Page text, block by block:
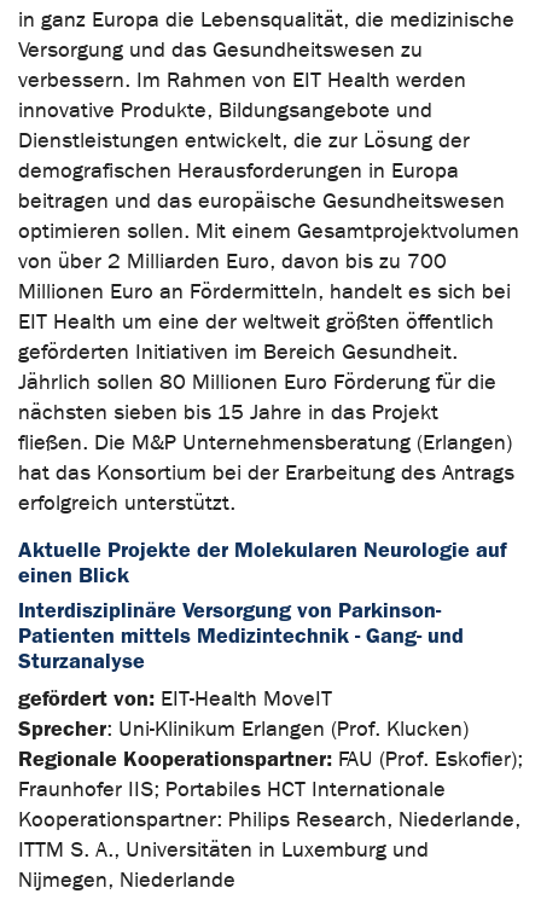
in ganz Europa die Lebensqualität, die medizinische
Versorgung und das Gesundheitswesen zu
verbessern. Im Rahmen von EIT Health werden
innovative Produkte, Bildungsangebote und
Dienstleistungen entwickelt, die zur Lösung der
demografischen Herausforderungen in Europa
beitragen und das europäische Gesundheitswesen
optimieren sollen. Mit einem Gesamtprojektvolumen
von über 2 Milliarden Euro, davon bis zu 700
Millionen Euro an Fördermitteln, handelt es sich bei
EIT Health um eine der weltweit größten öffentlich
geförderten Initiativen im Bereich Gesundheit.
Jährlich sollen 80 Millionen Euro Förderung für die
nächsten sieben bis 15 Jahre in das Projekt
fließen. Die M&P Unternehmensberatung (Erlangen)
hat das Konsortium bei der Erarbeitung des Antrags
erfolgreich unterstützt.
Aktuelle Projekte der Molekularen Neurologie auf
einen Blick
Interdisziplinäre Versorgung von Parkinson-
Patienten mittels Medizintechnik - Gang- und
Sturzanalyse
gefördert von: EIT-Health MoveIT
Sprecher: Uni-Klinikum Erlangen (Prof. Klucken)
Regionale Kooperationspartner: FAU (Prof. Eskofier);
Fraunhofer IIS; Portabiles HCT Internationale
Kooperationspartner: Philips Research, Niederlande,
ITTM S. A., Universitäten in Luxemburg und
Nijmegen, Niederlande